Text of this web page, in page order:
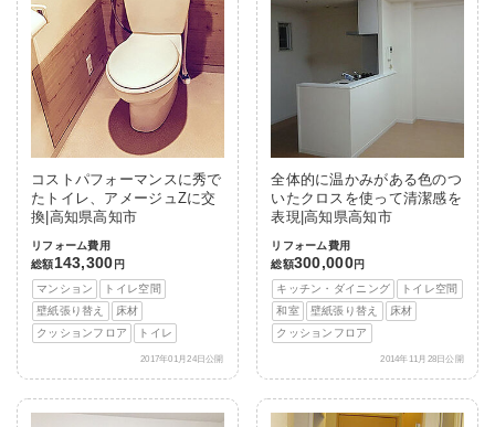
コストパフォーマンスに秀で
たトイレ、アメージュZに交
換|高知県高知市
リフォーム費用
総額143,300 円
マンション
トイレ空間
壁紙張り替え
床材
クッションフロア
トイレ
2017年01月24日公開
全体的に温かみがある色のつ
いたクロスを使って清潔感を
表現|高知県高知市
リフォーム費用
総額300,000円
キッチン・ダイニング
トイレ空間
和室
壁紙張り替え
床材
クッションフロア
2014年11月28日公開